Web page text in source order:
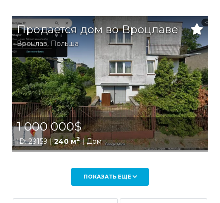
Продается дом во Вроцлаве
Вроцлав, Польша
1 000 000$
ID: 29159 |240 м2| Дом
ПОКАЗАТЬ ЕЩЕ